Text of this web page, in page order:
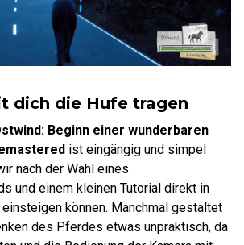
dich die Hufe tragen
Beginn einer wunderbaren
ist eingängig und simpel
nach der Wahl eines
und einem kleinen Tutorial direkt in
können. Manchmal gestaltet
des Pferdes etwas unpraktisch, da